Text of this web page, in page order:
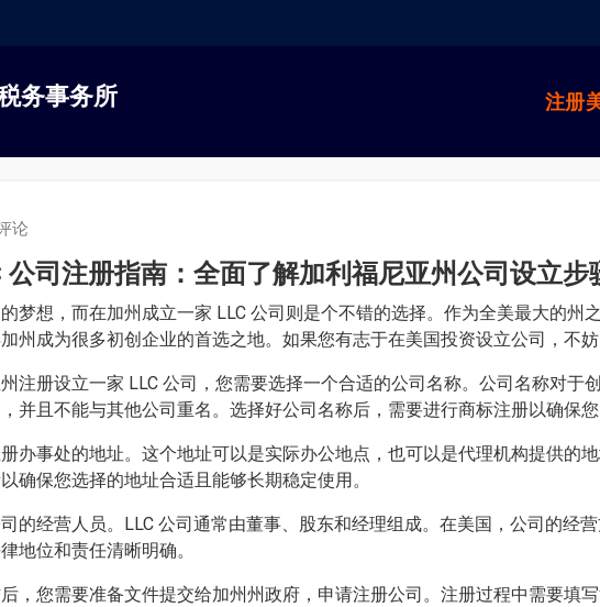
务事务所 注册
论
公司注册指南：全面了解加利福尼亚州公司设立步
梦想，而在加州成立一家 LLC 公司则是个不错的选择。作为全美最大的州
州成为很多初创企业的首选之地。如果您有志于在美国投资设立公司，不
注册设立一家 LLC 公司，您需要选择一个合适的公司名称。公司名称对于
并且不能与其他公司重名。选择好公司名称后，需要进行商标注册以确保您
办事处的地址。这个地址可以是实际办公地点，也可以是代理机构提供的
确保您选择的地址合适且能够长期稳定使用。
的经营人员。LLC 公司通常由董事、股东和经理组成。在美国，公司的经
地位和责任清晰明确。
，您需要准备文件提交给加州州政府，申请注册公司。注册过程中需要填